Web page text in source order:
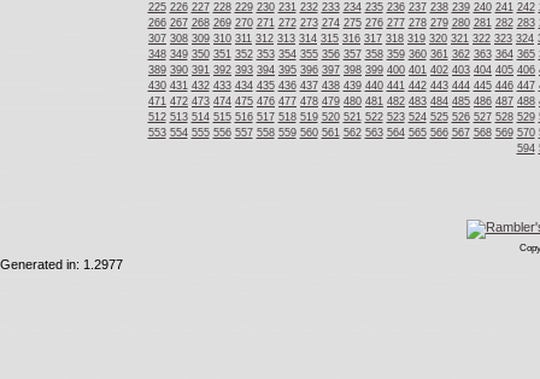
225 226 227 228 229 230 231 232 233 234 235 236 237 238 239 240 241 242
266 267 268 269 270 271 272 273 274 275 276 277 278 279 280 281 282 283
307 308 309 310 311 312 313 314 315 316 317 318 319 320 321 322 323 324
348 349 350 351 352 353 354 355 356 357 358 359 360 361 362 363 364 365
389 390 391 392 393 394 395 396 397 398 399 400 401 402 403 404 405 406
430 431 432 433 434 435 436 437 438 439 440 441 442 443 444 445 446 447
471 472 473 474 475 476 477 478 479 480 481 482 483 484 485 486 487 488
512 513 514 515 516 517 518 519 520 521 522 523 524 525 526 527 528 529
553 554 555 556 557 558 559 560 561 562 563 564 565 566 567 568 569 570
594
Generated in: 1.2977